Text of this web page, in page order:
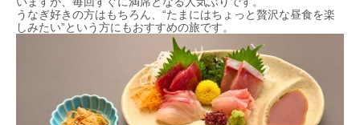
うなぎ好きの方はもちろん、“たまにはちょっと贅沢な昼食を楽
しみたい”という方にもおすすめの旅です。